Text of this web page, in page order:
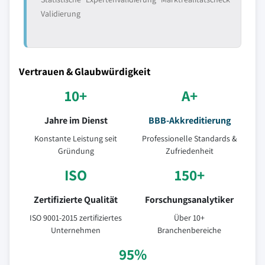
Validierung
Vertrauen & Glaubwürdigkeit
10+
Jahre im Dienst
Konstante Leistung seit
Gründung
A+
BBB-Akkreditierung
Professionelle Standards &
Zufriedenheit
ISO
Zertifizierte Qualität
ISO 9001-2015 zertifiziertes
Unternehmen
150+
Forschungsanalytiker
Über 10+
Branchenbereiche
95%